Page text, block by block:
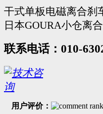
干式单板电磁离合刹
日本GOURA小仓离
联系电话：010-
用户评价：